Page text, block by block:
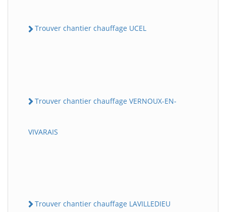
Trouver chantier chauffage UCEL
Trouver chantier chauffage VERNOUX-EN-
VIVARAIS
Trouver chantier chauffage LAVILLEDIEU